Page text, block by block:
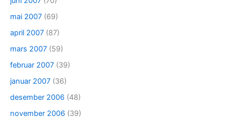
mai 2007 (69)
april 2007 (87)
mars 2007 (59)
februar 2007 (39)
januar 2007 (36)
desember 2006 (48)
november 2006 (39)